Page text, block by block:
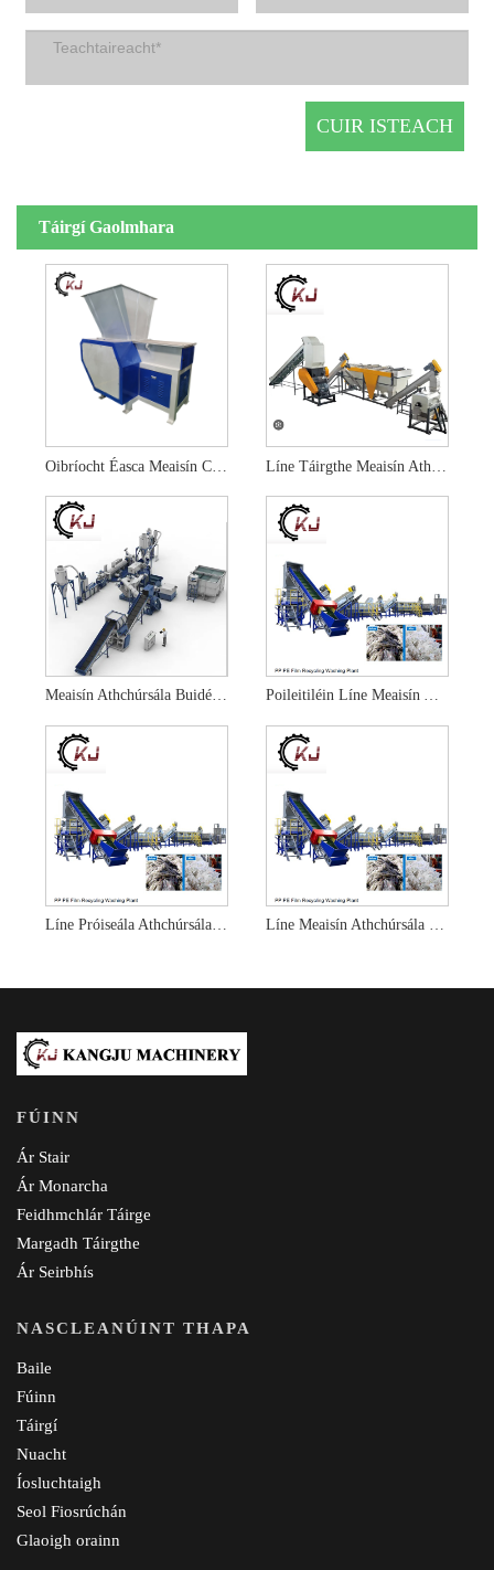
Táirgí Gaolmhara
Oibríocht Éasca Meaisín Crusher Tionscail
Meaisín Athchúrsála Buidéal Plaisteach Poileitiléin Líne Meaisín Athchúrsála Plaisteach
Líne Próiseála Athchúrsála Plaisteacha Polaitiléin
FÚINN
Ár Stair
Ár Monarcha
Feidhmchlár Táirge
Margadh Táirgthe
Ár Seirbhís
NASCLEANÚINT THAPA
Baile
Fúinn
Táirgí
Nuacht
Íosluchtaigh
Seol Fiosrúchán
Glaoigh orainn